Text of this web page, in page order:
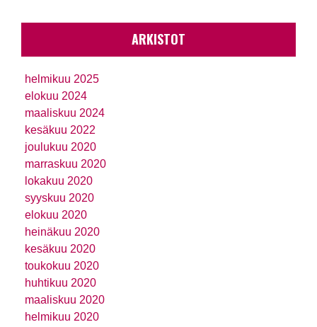
ARKISTOT
helmikuu 2025
elokuu 2024
maaliskuu 2024
kesäkuu 2022
joulukuu 2020
marraskuu 2020
lokakuu 2020
syyskuu 2020
elokuu 2020
heinäkuu 2020
kesäkuu 2020
toukokuu 2020
huhtikuu 2020
maaliskuu 2020
helmikuu 2020